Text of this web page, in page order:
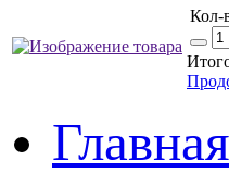
Кол-
Главная